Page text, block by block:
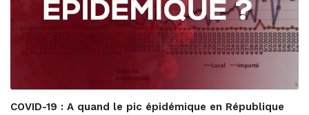
COVID-19 : A quand le pic épidémique en République